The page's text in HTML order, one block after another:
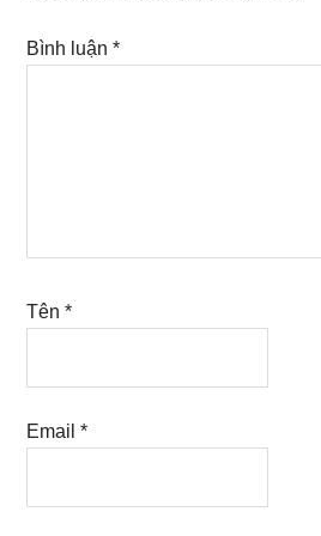
Bình luận*
Tên*
Email*